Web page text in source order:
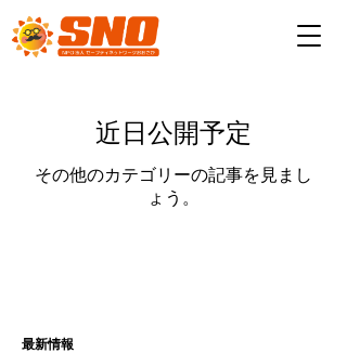
近日公開予定
その他のカテゴリーの記事を見まし
ょう。
最新情報